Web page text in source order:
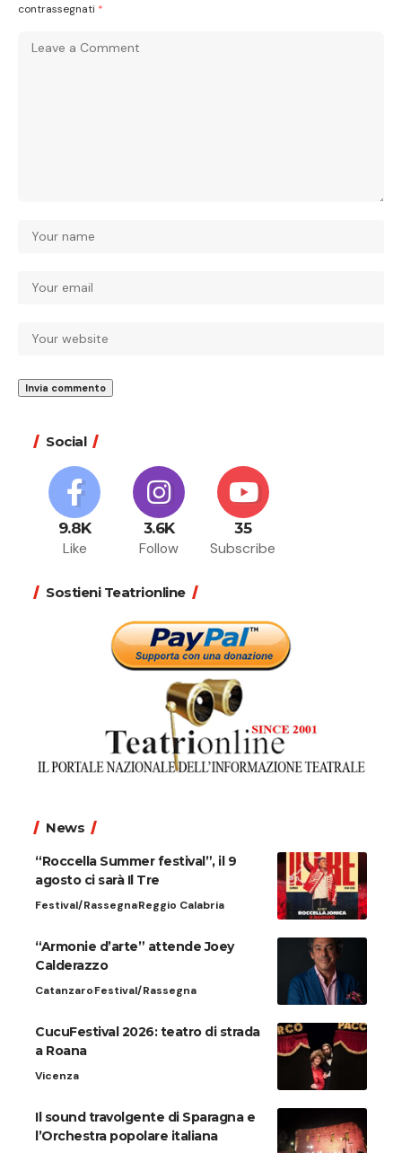
contrassegnati *
Social
9.8K
Like
3.6K
Follow
35
Subscribe
Sostieni Teatrionline
News
“Roccella Summer festival”, il 9
agosto ci sarà Il Tre
Festival/RassegnaReggio Calabria
“Armonie d’arte” attende Joey
Calderazzo
CatanzaroFestival/Rassegna
CucuFestival 2026: teatro di strada
a Roana
Vicenza
Il sound travolgente di Sparagna e
l’Orchestra popolare italiana